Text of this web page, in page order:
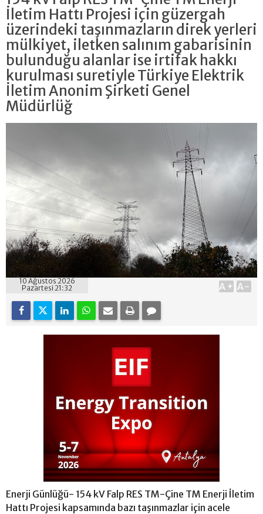
İletim Hattı Projesi için güzergah
üzerindeki taşınmazların direk yerleri
mülkiyet, iletken salınım gabarisinin
bulunduğu alanlar ise irtifak hakkı
kurulması suretiyle Türkiye Elektrik
İletim Anonim Şirketi Genel
Müdürlüğ
10 Ağustos 2026
Pazartesi 21:32
A+ A-
Enerji Günlüğü- 154 kV Falp RES TM-Çine TM Enerji İletim
Hattı Projesi kapsamında bazı taşınmazlar için acele